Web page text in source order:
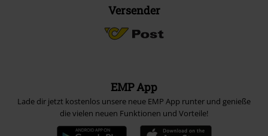
Versender
EMP App
Lade dir jetzt kostenlos unsere neue EMP App runter und genieße
die vielen neuen Funktionen und Vorteile!